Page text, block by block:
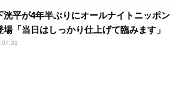
洸平が4年半ぶりにオールナイトニッポン
場「当日はしっかり仕上げて臨みます」